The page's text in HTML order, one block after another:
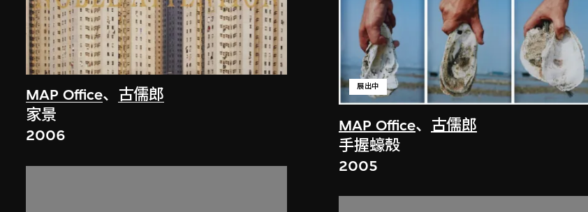
MAP Office、 古儒郎
家景
2006
MAP Office、 古儒郎
展出中
手握蠔殼
2005